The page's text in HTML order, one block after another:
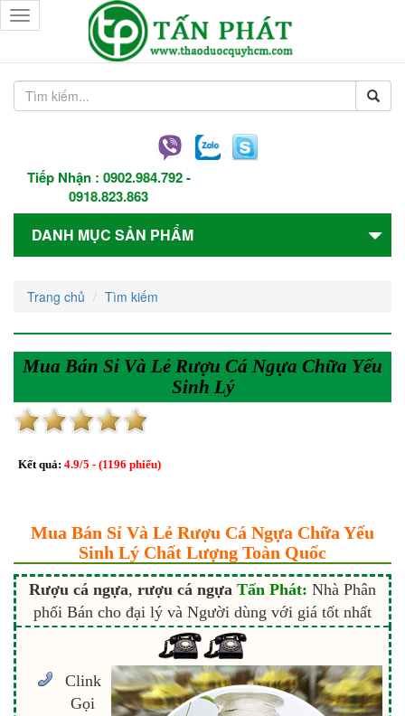
Tiếp Nhận : 0902.984.792-
0918.823.863
Toggle
navigation
DANH MỤC SẢN PHẨM
Trang chủ Tìm kiếm
Mua Bán Sỉ Và Lẻ Rượu Cá Ngựa Chữa Yếu
Sinh Lý
Kết quả: 4.9/5 - (1196 phiếu)
Mua Bán Sỉ Và Lẻ Rượu Cá Ngựa Chữa Yếu
Sinh Lý Chất Lượng Toàn Quốc
Rượu cá ngựa, rượu cá ngựa Tấn Phát: Nhà Phân
phối Bán cho đại lý và Người dùng với giá tốt nhất
Clink
Gọi